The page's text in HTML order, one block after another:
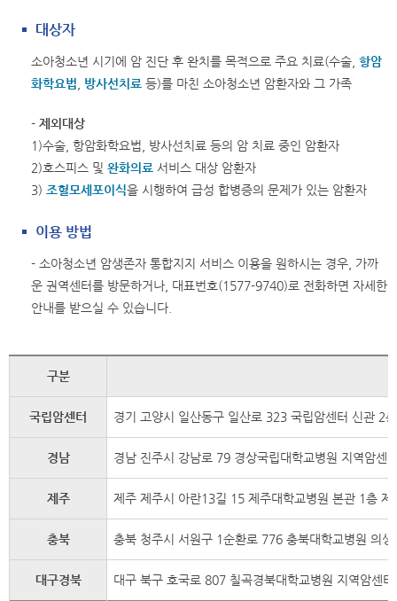
대상자
소아청소년 시기에 암 진단 후 완치를 목적으로 주요 치료(수술, 항암
화학요법
방사선치료 등)를 마친 소아청소년 암환자와 그 가족
- 제외대상
1)수술, 항암화학요법, 방사선치료 등의 암 치료 중인 암환자
2)호스피스 및 완화의료 서비스 대상 암환자
3) 조혈모세포이식을 시행하여 급성 합병증의 문제가 있는 암환자
이용 방법
- 소아청소년 암생존자 통합지지 서비스 이용을 원하시는 경우, 가까
운 권역센터를 방문하거나, 대표번호(1577-9740)로 전화하면 자세한
안내를 받으실 수 있습니다.
구분
국립암센터 경기 고양시 일산동구 일산로 323 국립암센터 신관 2
경남 경남 진주시 강남로 79 경상국립대학교병원 지역암센
제주 제주 제주시 아란13길 15 제주대학교병원 본관 1층 제
충북 충북 청주시 서원구 1순환로 776 충북대학교병원 의
대구경북 대구 북구 호국로 807 칠곡경북대학교병원 지역암센